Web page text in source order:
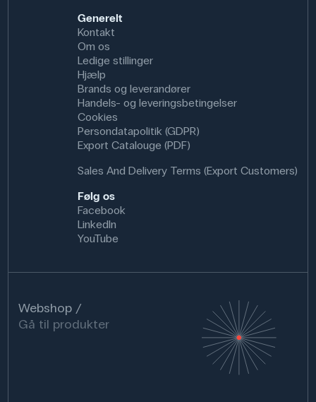
Generelt
Kontakt
Om os
Ledige stillinger
Hjælp
Brands og leverandører
Handels- og leveringsbetingelser
Cookies
Persondatapolitik (GDPR)
Export Catalouge (PDF)
Sales And Delivery Terms (Export Customers)
Følg os
Facebook
LinkedIn
YouTube
Webshop
Gå til produkter